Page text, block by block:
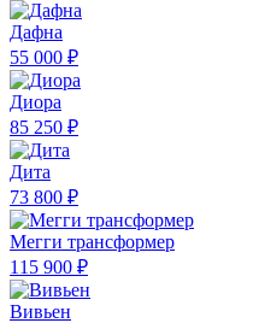
Дафна
55 000 ₽
Диора
85 250 ₽
Дита
73 800 ₽
Мегги трансформер
115 900 ₽
Вивьен